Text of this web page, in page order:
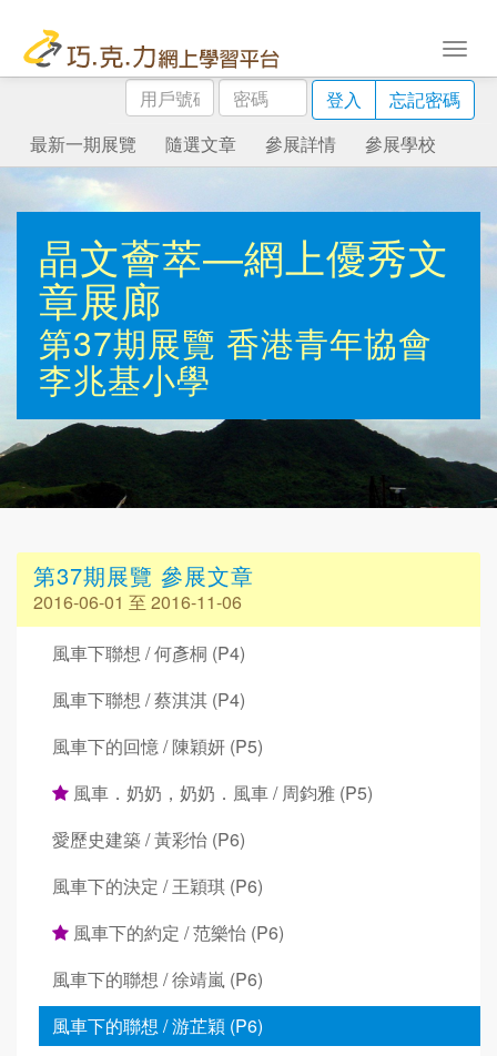
用
戶
號
碼
密
碼
登入
忘記密碼
最新一期展覽
隨選文章 參展詳情 參展學校
晶文薈萃—網上優秀文
章展廊
第37期展覽 香港青年協會
李兆基小學
第37期展覽 參展文章
2016-06-01 至 2016-11-06
風車下聯想 / 何彥桐 (P4)
風車下聯想 / 蔡淇淇 (P4)
風車下的回憶 / 陳穎妍 (P5)
風車．奶奶，奶奶．風車 / 周鈞雅 (P5)
愛歷史建築 / 黃彩怡 (P6)
風車下的決定 / 王穎琪 (P6)
風車下的約定 / 范樂怡 (P6)
風車下的聯想 / 徐靖嵐 (P6)
風車下的聯想 / 游芷穎 (P6)